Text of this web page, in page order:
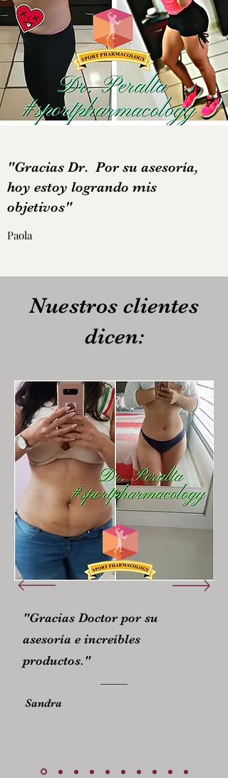
"Gracias Dr. Por su asesoría,
hoy estoy logrando mis
objetivos"
Paola
Nuestros clientes
dicen:
"Gracias Doctor por su
asesoría e increíbles
productos."
Sandra